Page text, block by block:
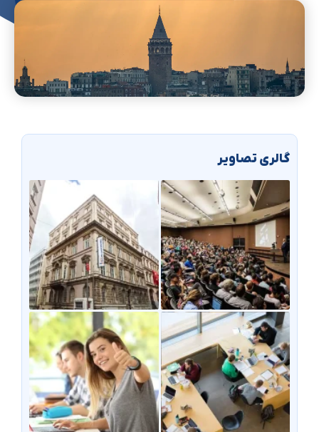
گالری تصاویر